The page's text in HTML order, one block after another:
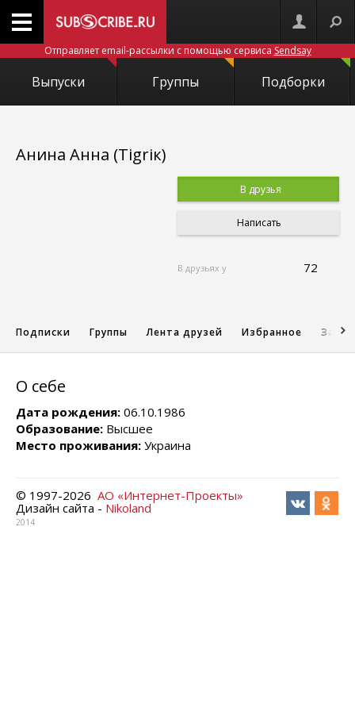
Отправляет email-рассылки с помощью сервиса Sendsay
Выпуски Группы Подборки
Анина Анна (Tigriк)
В друзья
Написать
В друзьях у 72
Подписки Группы Лента друзей Избранное
О себе
Дата рождения: 06.10.1986
Образование: Высшее
Место проживания: Украина
© 1997-2026 АО «Интернет-Проекты»
Дизайн сайта - Nikoland
2014